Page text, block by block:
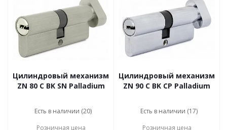
Цилиндровый механизм
ZN 80 C BK SN Palladium
Есть в наличии (20)
Розничная цена
Цилиндровый механизм
ZN 90 C BK CP Palladium
Есть в наличии (17)
Розничная цена